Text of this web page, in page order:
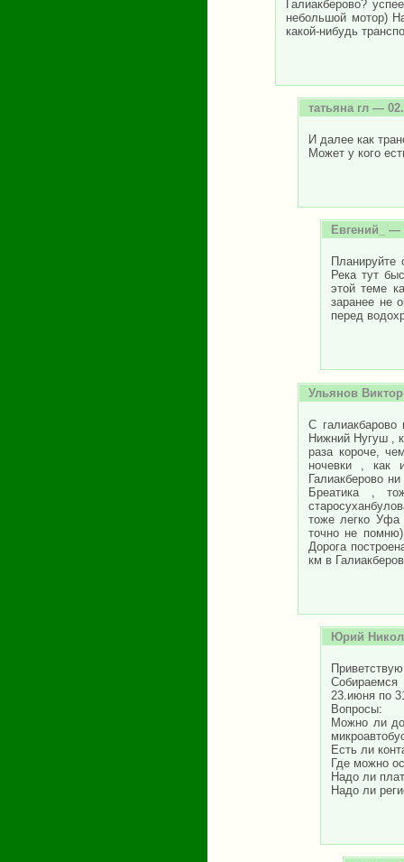
Галиакберово?
небольшой мотор)
какой-нибудь
татьяна гл —
И далее как
Может у кого
Евгений_ —
Планируйте
Река тут
этой теме
заранее не
перед
Ульянов Виктор
С
Нижний Нугуш ,
раза короче,
ночевки , как
Галиакберово
Бреатика ,
тоже легко Уфа
точно не
Дорога
км в
Юрий
23.июня по
Вопросы:
Можно ли
Есть ли
Где можно
Надо ли
Надо ли